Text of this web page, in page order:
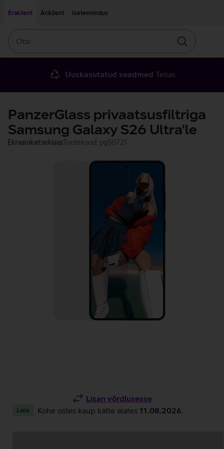
Eraklient
Äriklient Iseteenindus
Otsin
Uuskasutatud seadmed Telias
PanzerGlass privaatsusfiltriga
Samsung Galaxy S26 Ultra'le
EkraanikaitseklaasTootekood: pg50721
Lisan võrdlusesse
Laos Kohe ostes kaup kätte alates 11.08.2026